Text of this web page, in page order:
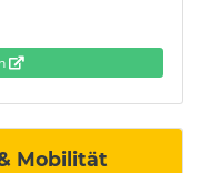
Mobilität